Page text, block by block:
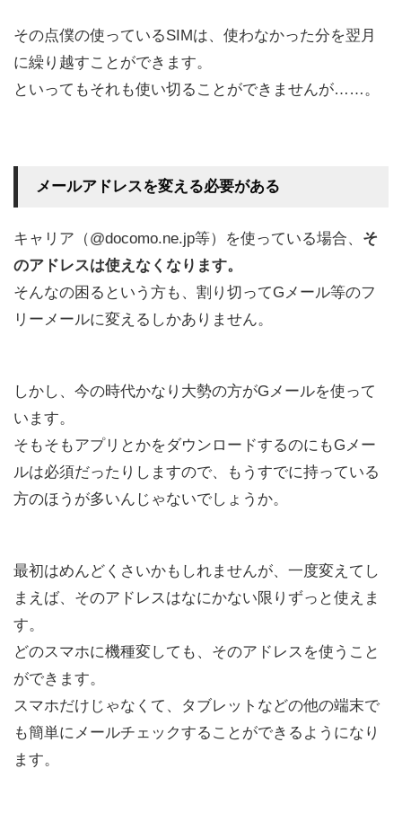
その点僕の使っているSIMは、使わなかった分を翌月
に繰り越すことができます。
といってもそれも使い切ることができませんが……。
メールアドレスを変える必要がある
キャリア（@docomo.ne.jp等）を使っている場合、 そ
のアドレスは使えなくなります。
そんなの困るという方も、割り切ってGメール等のフ
リーメールに変えるしかありません。
しかし、今の時代かなり大勢の方がGメールを使って
います。
そもそもアプリとかをダウンロードするのにもGメー
ルは必須だったりしますので、もうすでに持っている
方のほうが多いんじゃないでしょうか。
最初はめんどくさいかもしれませんが、一度変えてし
まえば、そのアドレスはなにかない限りずっと使えま
す。
どのスマホに機種変しても、そのアドレスを使うこと
ができます。
スマホだけじゃなくて、タブレットなどの他の端末で
も簡単にメールチェックすることができるようになり
ます。